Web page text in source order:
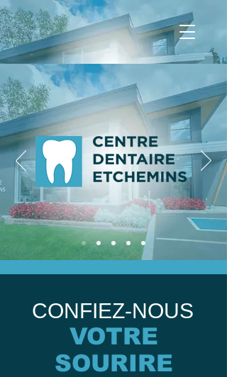
CONFIEZ-NOUS
VOTRE
SOURIRE